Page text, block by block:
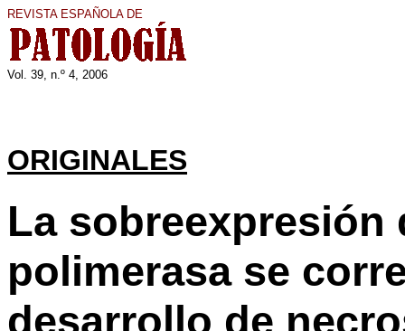
REVISTA ESPAÑOLA DE
Vol. 39, n.º 4, 2006
ORIGINALES
La sobreexpresión
polimerasa se
desarrollo de